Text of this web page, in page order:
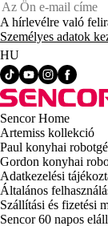
A hírlevélre való
Személyes adatok
HU
Sencor Home
Artemiss kollekció
Paul konyhai
Gordon konyhai
Adatkezelési
Általános
Szállítási és fizetési
Sencor 60 napos